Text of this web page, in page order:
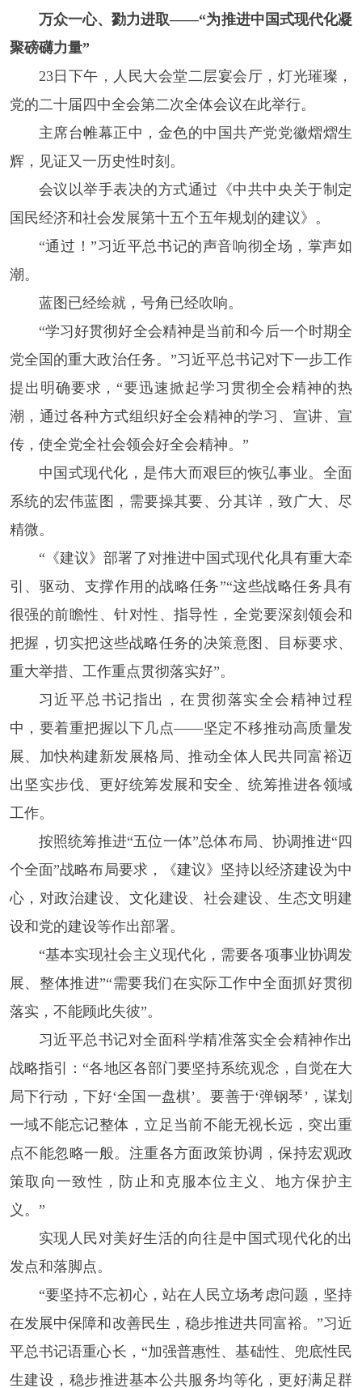
万众一心、勠力进取——“为推进中国式现代化凝
聚磅礴力量”
23日下午，人民大会堂二层宴会厅，灯光璀璨，
党的二十届四中全会第二次全体会议在此举行。
主席台帷幕正中，金色的中国共产党党徽熠熠生
辉，见证又一历史性时刻。
会议以举手表决的方式通过《中共中央关于制定
国民经济和社会发展第十五个五年规划的建议》。
“通过！”习近平总书记的声音响彻全场，掌声如
潮。
蓝图已经绘就，号角已经吹响。
“学习好贯彻好全会精神是当前和今后一个时期全
党全国的重大政治任务。”习近平总书记对下一步工作
提出明确要求，“要迅速掀起学习贯彻全会精神的热
潮，通过各种方式组织好全会精神的学习、宣讲、宣
传，使全党全社会领会好全会精神。”
中国式现代化，是伟大而艰巨的恢弘事业。全面
系统的宏伟蓝图，需要操其要、分其详，致广大、尽
精微。
“《建议》部署了对推进中国式现代化具有重大牵
引、驱动、支撑作用的战略任务”“这些战略任务具有
很强的前瞻性、针对性、指导性，全党要深刻领会和
把握，切实把这些战略任务的决策意图、目标要求、
重大举措、工作重点贯彻落实好”。
习近平总书记指出，在贯彻落实全会精神过程
中，要着重把握以下几点——坚定不移推动高质量发
展、加快构建新发展格局、推动全体人民共同富裕迈
出坚实步伐、更好统筹发展和安全、统筹推进各领域
工作。
按照统筹推进“五位一体”总体布局、协调推进“四
个全面”战略布局要求，《建议》坚持以经济建设为中
心，对政治建设、文化建设、社会建设、生态文明建
设和党的建设等作出部署。
“基本实现社会主义现代化，需要各项事业协调发
展、整体推进”“需要我们在实际工作中全面抓好贯彻
落实，不能顾此失彼”。
习近平总书记对全面科学精准落实全会精神作出
战略指引：“各地区各部门要坚持系统观念，自觉在大
局下行动，下好‘全国一盘棋’。要善于‘弹钢琴’，谋划
一域不能忘记整体，立足当前不能无视长远，突出重
点不能忽略一般。注重各方面政策协调，保持宏观政
策取向一致性，防止和克服本位主义、地方保护主
义。”
实现人民对美好生活的向往是中国式现代化的出
发点和落脚点。
“要坚持不忘初心，站在人民立场考虑问题，坚持
在发展中保障和改善民生，稳步推进共同富裕。”习近
平总书记语重心长，“加强普惠性、基础性、兜底性民
生建设，稳步推进基本公共服务均等化，更好满足群